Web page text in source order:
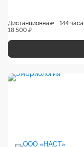
Дистанционная
144 часа
18 500 ₽